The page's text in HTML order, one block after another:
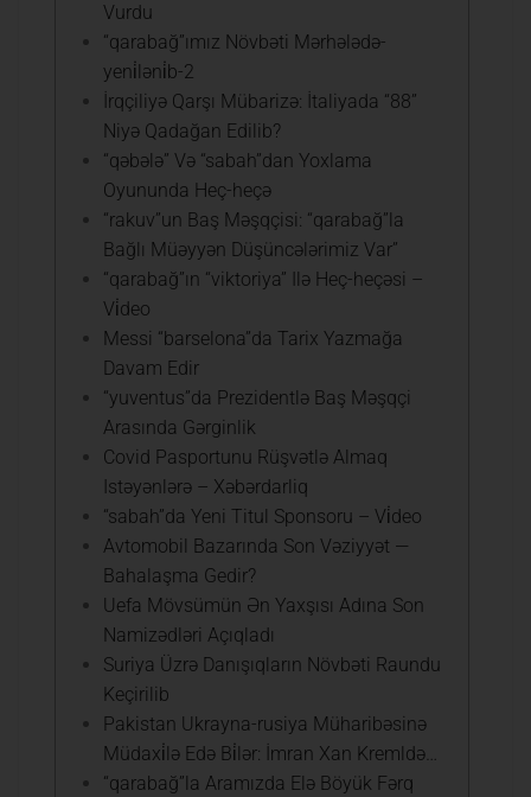
Vurdu
“qarabağ”ımız Növbəti Mərhələdə-
yeni̇ləni̇b-2
İrqçiliyə Qarşı Mübarizə: İtaliyada “88”
Niyə Qadağan Edilib?
“qəbələ” Və “sabah”dan Yoxlama
Oyununda Heç-heçə
“rakuv”un Baş Məşqçisi: “qarabağ”la
Bağlı Müəyyən Düşüncələrimiz Var”
“qarabağ”ın “viktoriya” Ilə Heç-heçəsi –
Vi̇deo
Messi “barselona”da Tarix Yazmağa
Davam Edir
“yuventus”da Prezidentlə Baş Məşqçi
Arasında Gərginlik
Covid Pasportunu Rüşvətlə Almaq
Istəyənlərə – Xəbərdarliq
“sabah”da Yeni Titul Sponsoru – Vi̇deo
Avtomobil Bazarında Son Vəziyyət —
Bahalaşma Gedir?
Uefa Mövsümün Ən Yaxşısı Adına Son
Namizədləri Açıqladı
Suriya Üzrə Danışıqların Növbəti Raundu
Keçirilib
Pakistan Ukrayna-rusiya Müharibəsinə
Müdaxi̇lə Edə Bi̇lər: İmran Xan Kremldə…
“qarabağ”la Aramızda Elə Böyük Fərq